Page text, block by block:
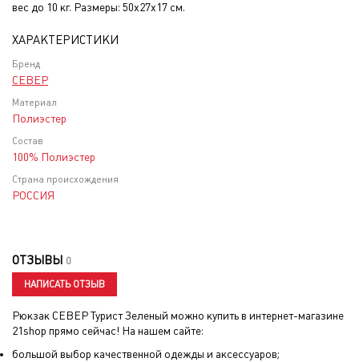
вес до 10 кг. Размеры: 50х27х17 см.
ХАРАКТЕРИСТИКИ
Бренд
СЕВЕР
Материал
Полиэстер
Состав
100% Полиэстер
Страна происхождения
РОССИЯ
ОТЗЫВЫ 0
НАПИСАТЬ ОТЗЫВ
Рюкзак СЕВЕР Турист Зеленый можно купить в интернет-магазине
21shop прямо сейчас! На нашем сайте:
большой выбор качественной одежды и аксессуаров;